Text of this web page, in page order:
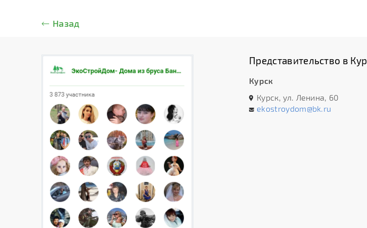
Назад
Представительство в
Курск
Курск, ул. Ленина, 60
ekostroydom@bk.ru